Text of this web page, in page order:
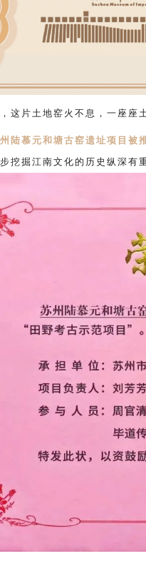
这片土地窑火不 息，一座座
陆慕元和塘古窑遗址项目被
挖掘江南文化的历史纵深有